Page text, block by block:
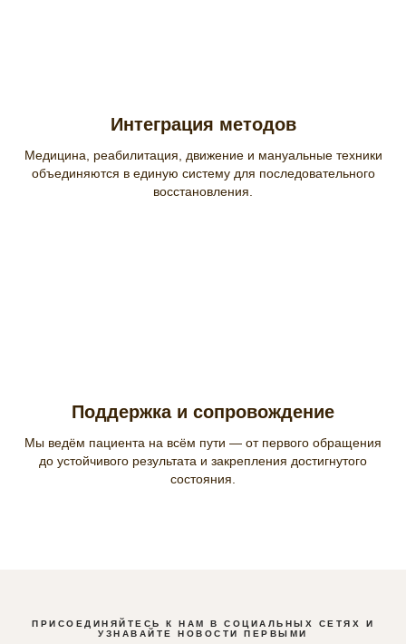
Интеграция методов
Медицина, реабилитация, движение и мануальные техники
объединяются в единую систему для последовательного
восстановления.
Поддержка и сопровождение
Мы ведём пациента на всём пути — от первого обращения
до устойчивого результата и закрепления достигнутого
состояния.
ПРИСОЕДИНЯЙТЕСЬ К НАМ В СОЦИАЛЬНЫХ СЕТЯХ И
УЗНАВАЙТЕ НОВОСТИ ПЕРВЫМИ